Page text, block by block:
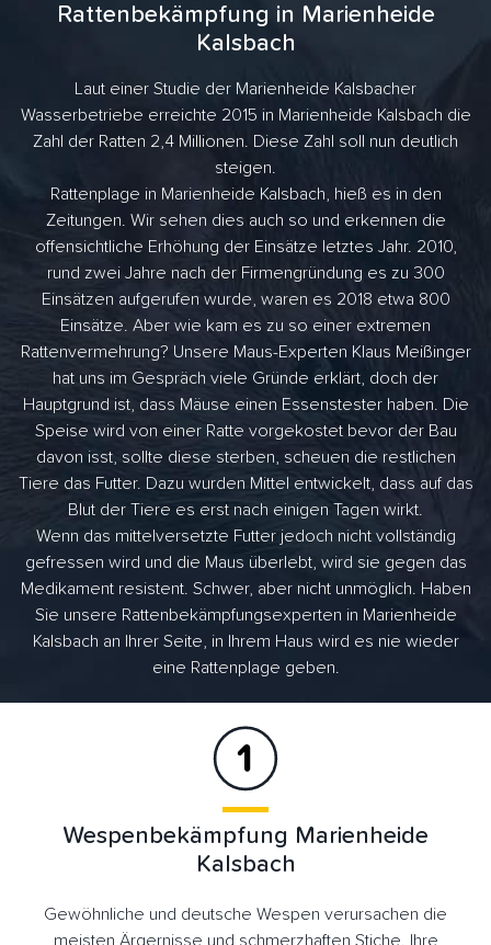
Rattenbekämpfung in Marienheide
Kalsbach
Laut einer Studie der Marienheide Kalsbacher
Wasserbetriebe erreichte 2015 in Marienheide Kalsbach die
Zahl der Ratten 2,4 Millionen. Diese Zahl soll nun deutlich
steigen.
Rattenplage in Marienheide Kalsbach, hieß es in den
Zeitungen. Wir sehen dies auch so und erkennen die
offensichtliche Erhöhung der Einsätze letztes Jahr. 2010,
rund zwei Jahre nach der Firmengründung es zu 300
Einsätzen aufgerufen wurde, waren es 2018 etwa 800
Einsätze. Aber wie kam es zu so einer extremen
Rattenvermehrung? Unsere Maus-Experten Klaus Meißinger
hat uns im Gespräch viele Gründe erklärt, doch der
Hauptgrund ist, dass Mäuse einen Essenstester haben. Die
Speise wird von einer Ratte vorgekostet bevor der Bau
davon isst, sollte diese sterben, scheuen die restlichen
Tiere das Futter. Dazu wurden Mittel entwickelt, dass auf das
Blut der Tiere es erst nach einigen Tagen wirkt.
Wenn das mittelversetzte Futter jedoch nicht vollständig
gefressen wird und die Maus überlebt, wird sie gegen das
Medikament resistent. Schwer, aber nicht unmöglich. Haben
Sie unsere Rattenbekämpfungsexperten in Marienheide
Kalsbach an Ihrer Seite, in Ihrem Haus wird es nie wieder
eine Rattenplage geben.
Wespenbekämpfung Marienheide
Kalsbach
Gewöhnliche und deutsche Wespen verursachen die
meisten Ärgernisse und schmerzhaften Stiche. Ihre